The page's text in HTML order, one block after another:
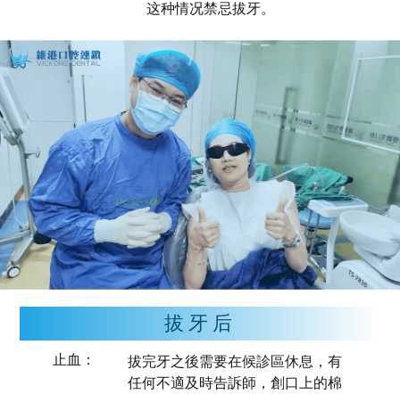
这种情况禁忌拔牙。
拔牙后
止血：
拔完牙之後需要在候診區休息，有
任何不適及時告訴師，創口上的棉